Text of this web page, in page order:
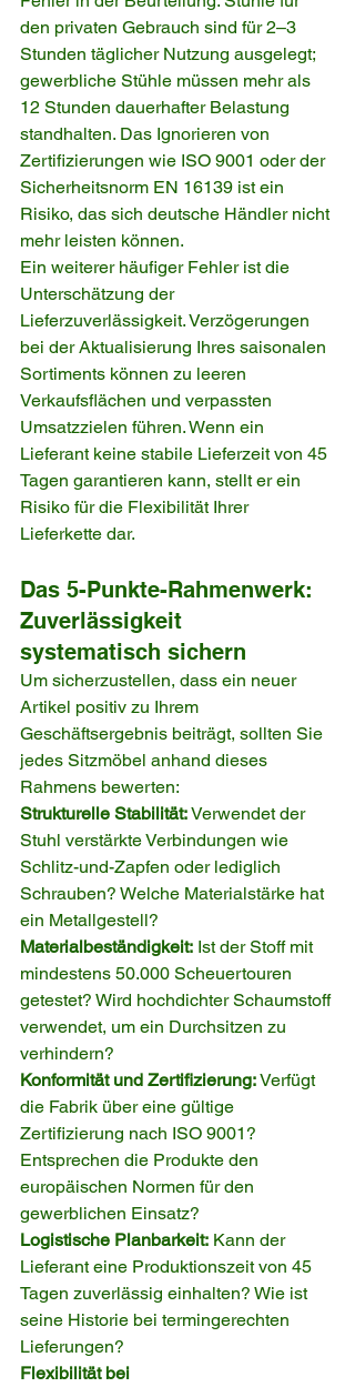
den privaten Gebrauch sind für 2–3
Stunden täglicher Nutzung ausgelegt;
gewerbliche Stühle müssen mehr als
12 Stunden dauerhafter Belastung
standhalten. Das Ignorieren von
Zertifizierungen wie ISO 9001 oder der
Sicherheitsnorm EN 16139 ist ein
Risiko, das sich deutsche Händler nicht
mehr leisten können.
Ein weiterer häufiger Fehler ist die
Unterschätzung der
Lieferzuverlässigkeit. Verzögerungen
bei der Aktualisierung Ihres saisonalen
Sortiments können zu leeren
Verkaufsflächen und verpassten
Umsatzzielen führen. Wenn ein
Lieferant keine stabile Lieferzeit von 45
Tagen garantieren kann, stellt er ein
Risiko für die Flexibilität Ihrer
Lieferkette dar.
Das 5-Punkte-Rahmenwerk:
Zuverlässigkeit
systematisch sichern
Um sicherzustellen, dass ein neuer
Artikel positiv zu Ihrem
Geschäftsergebnis beiträgt, sollten Sie
jedes Sitzmöbel anhand dieses
Rahmens bewerten:
Strukturelle Stabilität: Verwendet der
Stuhl verstärkte Verbindungen wie
Schlitz-und-Zapfen oder lediglich
Schrauben? Welche Materialstärke hat
ein Metallgestell?
Materialbeständigkeit: Ist der Stoff mit
mindestens 50.000 Scheuertouren
getestet? Wird hochdichter Schaumstoff
verwendet, um ein Durchsitzen zu
verhindern?
Konformität und Zertifizierung: Verfügt
die Fabrik über eine gültige
Zertifizierung nach ISO 9001?
Entsprechen die Produkte den
europäischen Normen für den
gewerblichen Einsatz?
Logistische Planbarkeit: Kann der
Lieferant eine Produktionszeit von 45
Tagen zuverlässig einhalten? Wie ist
seine Historie bei termingerechten
Lieferungen?
Flexibilität bei